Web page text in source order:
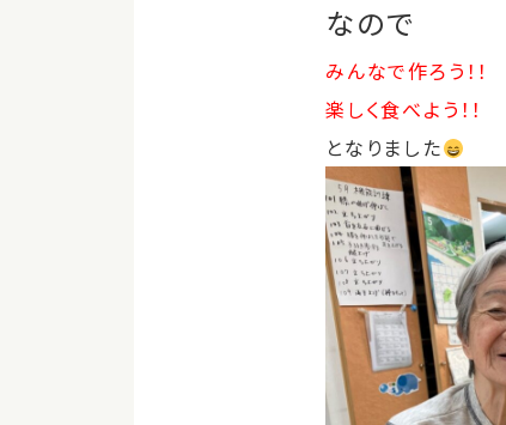
なので
みんなで作ろう！！
楽しく食べよう！！
となりました